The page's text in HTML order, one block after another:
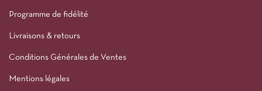
Programme de fidélité
Livraisons & retours
Conditions Générales de Ventes
Mentions légales